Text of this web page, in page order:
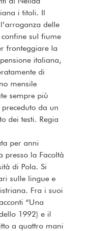
i titoli. Il
delle
sul fiume
fronteggiare la
italiana,
di
mensile
sempre più
da un
dei testi. Regia
per anni
presso la Facoltà
di Pola. Si
sulle lingue e
Fra i suoi
“Una
1992) e il
a quattro mani